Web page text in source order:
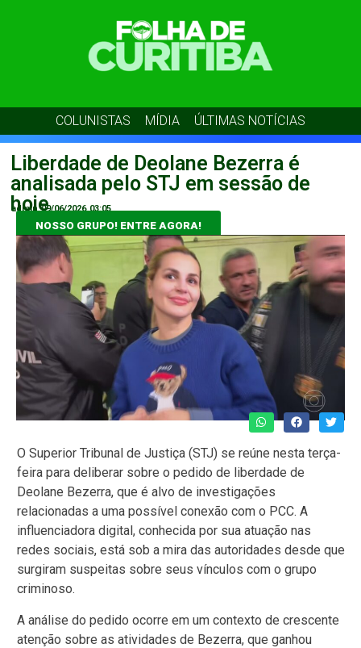
COLUNISTAS MÍDIA ÚLTIMAS NOTÍCIAS
Liberdade de Deolane Bezerra é
analisada pelo STJ em sessão de
hoje
admin 09/06/2026 03:05
NOSSO GRUPO! ENTRE AGORA!
O Superior Tribunal de Justiça (STJ) se reúne nesta terça-
feira para deliberar sobre o pedido de liberdade de
Deolane Bezerra, que é alvo de investigações
relacionadas a uma possível conexão com o PCC. A
influenciadora digital, conhecida por sua atuação nas
redes sociais, está sob a mira das autoridades desde que
surgiram suspeitas sobre seus vínculos com o grupo
criminoso.
A análise do pedido ocorre em um contexto de crescente
atenção sobre as atividades de Bezerra, que ganhou